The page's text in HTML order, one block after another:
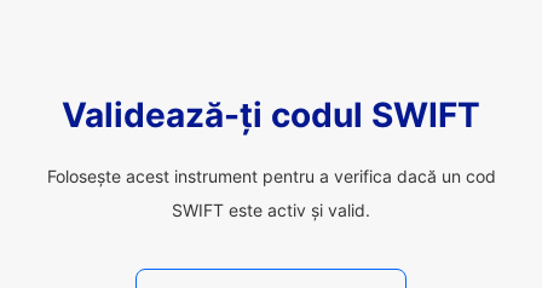
Validează-ți codul SWIFT
Folosește acest instrument pentru a verifica dacă un cod
SWIFT este activ și valid.